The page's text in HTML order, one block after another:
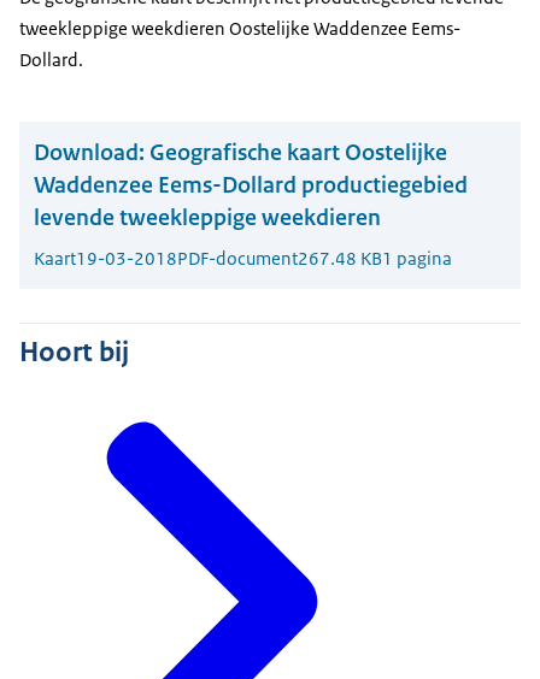
tweekleppige weekdieren Oostelijke Waddenzee Eems-
Dollard.
Download: Geografische kaart Oostelijke
Waddenzee Eems-Dollard productiegebied
levende tweekleppige weekdieren
Kaart19-03-2018PDF-document267.48 KB1 pagina
Hoort bij